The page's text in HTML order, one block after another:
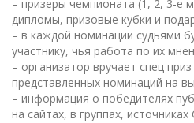
– призеры чемпионата (1, 2, 3-е
дипломы, призовые кубки и
– в каждой номинации судьями
участнику, чья работа по их
– организатор вручает спец
представленных номинаций на
– информация о победителях
на сайтах, в группах,